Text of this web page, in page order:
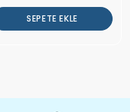
SEPETE EKLE